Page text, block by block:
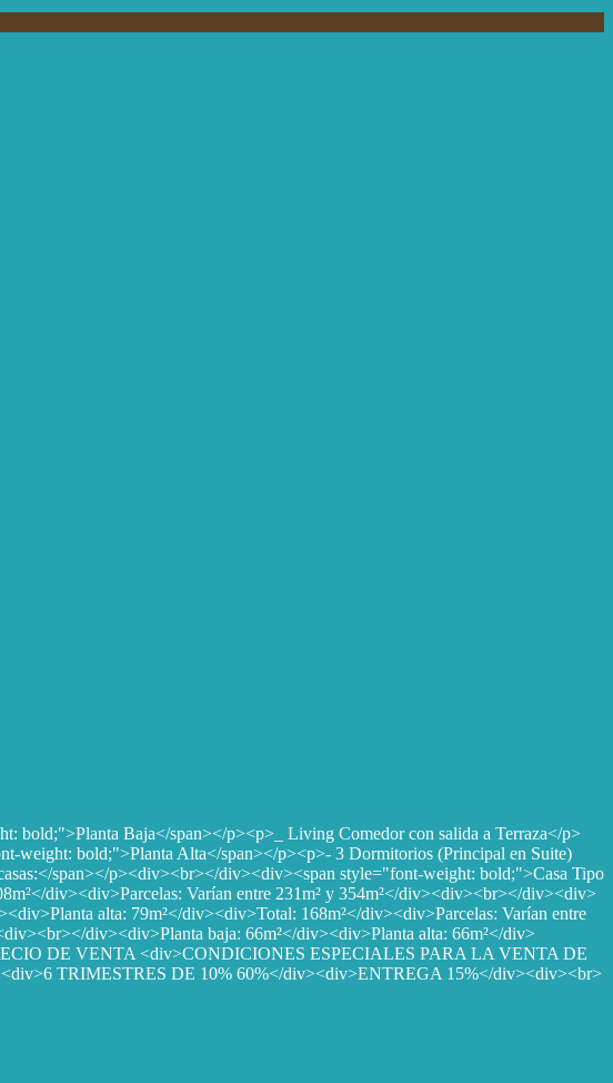
bold;">Planta Baja</span></p><p>_ Living Comedor con salida a Terraza</p>
weight: bold;">Planta Alta</span></p><p>- 3 Dormitorios (Principal en Suite)
span></p><div><br></div><div><span style="font-weight: bold;">Casa Tipo
div><div>Parcelas: Varían entre 231m² y 354m²</div><div><br></div><div>
alta: 79m²</div><div>Total: 168m²</div><div>Parcelas: Varían entre
div><div>Planta baja: 66m²</div><div>Planta alta: 66m²</div>
DE VENTA <div>CONDICIONES ESPECIALES PARA LA VENTA DE
TRIMESTRES DE 10% 60%</div><div>ENTREGA 15%</div><div><br>